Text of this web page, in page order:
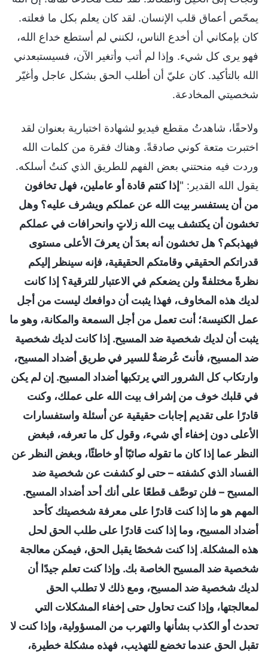
يمحّص أعماق قلب الإنسان. لقد كان يعلم بكل ما فعلته.
كان بإمكاني أن أخدع الناس، لكنني لم أستطع خداع الله،
فهو يرى كل شيء. وإذا لم أتب وأتغير الآن، فسيستبعدني
الله بالتأكيد. كان عليّ أن أطلب الحق بشكل عاجل وأغيّر
شخصيتي المخادعة.
ولاحقًا، شاهدتُ مقطع فيديو لشهادة اختبارية بعنوان لقد
اختبرت متعة كوني صادقةً. وهناك فقرة من كلمات الله
وردت فيه منحتني بعض الفهم للطريق الذي كنتُ أسلكه.
يقول الله القدير: "إذا كنتم قادة أو عاملين، فهل تخافون
من أن يستفسر بيت الله عن عملكم ويشرف عليه؟ وهل
تخشون أن يكتشف بيت الله زلاتٍ وانحرافات في عملكم
فيهذبكم؟ هل تخشون أنه بعدَ أن يعرفَ الأعلى مستوى
قدراتكم الحقيقي وقامتكم الحقيقية، فإنه سينظر إليكم
نظرةً مختلفةً ولن يضعكم في الاعتبار للترقية؟ إذا كانت
لديك هذه المخاوف، فهذا يثبت أن دوافعك ليست من أجل
عمل الكنيسة؛ أنت تعمل من أجل السمعة والمكانة، وهو ما
يثبت أن لديك شخصية ضد المسيح. إذا كانت لديك شخصية
ضد المسيح، فأنتَ عُرضةٌ للسير في طريق أضداد المسيح،
وارتكاب كل الشرور التي يرتكبها أضداد المسيح. إن لم يكن
في قلبك خوف من إشراف بيت الله على عملك، وكنت
قادرًا على تقديم إجابات حقيقية عن أسئلة واستفسارات
الأعلى دون إخفاء أي شيء، وقول كل ما تعرفه، فبغض
النظر عما إذا كان ما تقوله صائبًا أو خاطئًا، وبغض النظر عن
الفساد الذي كشفته – حتى لو كشفت عن شخصية ضد
المسيح – فلن توصَّف قطعًا على أنك أحد أضداد المسيح.
المهم هو ما إذا كنت قادرًا على معرفة شخصيتك كأحد
أضداد المسيح، وما إذا كنت قادرًا على طلب الحق لحل
هذه المشكلة. إذا كنت شخصًا يقبل الحق، فيمكن معالجة
شخصية ضد المسيح الخاصة بك. وإذا كنت تعلم جيدًا أن
لديك شخصية ضد المسيح، ومع ذلك لا تطلب الحق
لمعالجتها، وإذا كنت تحاول حتى إخفاء المشكلات التي
تحدث أو الكذب بشأنها والتهرب من المسؤولية، وإذا كنت لا
تقبل الحق عندما تخضع للتهذيب، فهذه مشكلة خطيرة،